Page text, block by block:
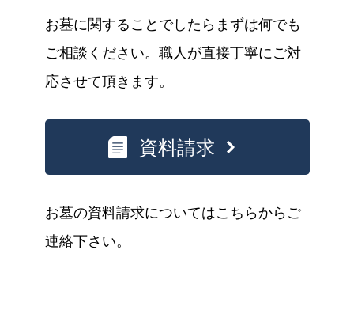
お墓に関することでしたらまずは何でも
ご相談ください。職人が直接丁寧にご対
応させて頂きます。
資料請求
お墓の資料請求についてはこちらからご
連絡下さい。